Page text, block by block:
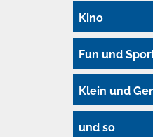
Kino
Fun und
Klein und
und so